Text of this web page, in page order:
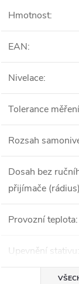
Hmotnost:
EAN:
Nivelace:
Tolerance měření
Rozsah
Dosah bez
přijímače (rádius)
Provozní teplota:
Upevnění stativu :